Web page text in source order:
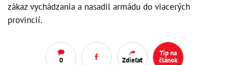
zákaz vychádzania a nasadil armádu do viacerých
provincií.
0 Zdieľať
Tip na
článok